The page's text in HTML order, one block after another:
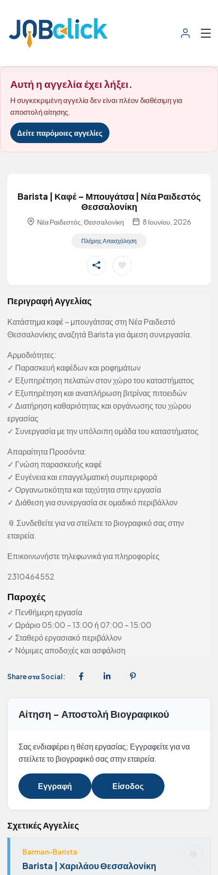
Αυτή η αγγελία έχει λήξει.
Η συγκεκριμένη αγγελία δεν είναι πλέον διαθέσιμη για
αποστολή αίτησης.
Δείτε παρόμοιες αγγελίες
Barista | Καφέ – Μπουγάτσα | Νέα Ραιδεστός
Θεσσαλονίκη
Νέα Ραιδεστός, Θεσσαλονίκη 8 Ιουνίου, 2026
Πλήρης Απασχόληση
Περιγραφή Αγγελίας
Κατάστημα καφέ – μπουγάτσας στη Νέα Ραιδεστό
Θεσσαλονίκης αναζητά Barista για άμεση συνεργασία.
Αρμοδιότητες:
✓ Παρασκευή καφέδων και ροφημάτων
✓ Εξυπηρέτηση πελατών στον χώρο του καταστήματος
✓ Εξυπηρέτηση και αναπλήρωση βιτρίνας πιτοειδών
✓ Διατήρηση καθαριότητας και οργάνωσης του χώρου
εργασίας
✓ Συνεργασία με την υπόλοιπη ομάδα του καταστήματος
Απαραίτητα Προσόντα:
✓ Γνώση παρασκευής καφέ
✓ Ευγένεια και επαγγελματική συμπεριφορά
✓ Οργανωτικότητα και ταχύτητα στην εργασία
✓ Διάθεση για συνεργασία σε ομαδικό περιβάλλον
📎 Συνδεθείτε για να στείλετε το βιογραφικό σας στην
εταιρεία.
Επικοινωνήστε τηλεφωνικά για πληροφορίες
2310464552
Παροχές
✓ Πενθήμερη εργασία
✓ Ωράριο 05:00 – 13:00 ή 07:00 – 15:00
✓ Σταθερό εργασιακό περιβάλλον
✓ Νόμιμες αποδοχές και ασφάλιση
Share στα Social:
Αίτηση - Αποστολή Βιογραφικού
Σας ενδιαφέρει η θέση εργασίας; Εγγραφείτε για να
στείλετε το βιογραφικό σας στην εταιρεία.
Εγγραφή Είσοδος
Σχετικές Αγγελίες
Barman-Barista
Barista | Χαριλάου Θεσσαλονίκη